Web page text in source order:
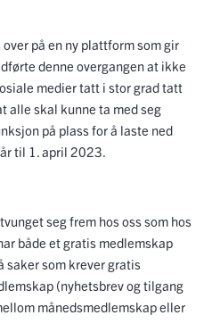
på en ny plattform som gir
denne overgangen at ikke
medier tatt i stor grad tatt
alle skal kunne ta med seg
på plass for å laste ned
til 1. april 2023.
seg frem hos oss som hos
både et gratis medlemskap
saker som krever gratis
(nyhetsbrev og tilgang
månedsmedlemskap eller